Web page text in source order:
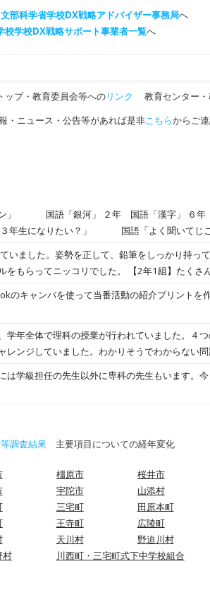
文部科学省学校DX戦略アドバイザー事務局へ
校学校DX戦略サポート事業者一覧へ
プ・教育委員会等へのリンク 教育センター・
・ニュース・公告等があれば是非こちらからご連
国語
いました。姿勢を正して、鉛筆をしっかり持っ
2年1組】たくさんある意見をどのようにまとめれば見
すね。 【4年2組】億・兆の単位について学んでいました。
ュビナ）」（AI教材）を使います。学びを深める一
それぞれ高低の音が聞こえるか？ 聞こえること
た。
学年全体で理科の授業が行われていました。４
レンジしていました。わかりそうでわからない
は学級担任の先生以外に専科の先生もいます。
調査結果 主要項目についての経年変化
橿原市 桜井市
宇陀市 山添村
三宅町 田原本町
王寺町 広陵町
天川村 野迫川村
村 川西町・三宅町式下中学校組合